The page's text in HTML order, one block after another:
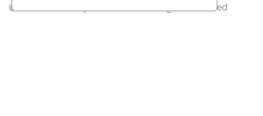
© 2026 – – All Rights Reserved